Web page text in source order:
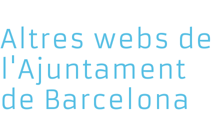
Altres webs de
l'Ajuntament
de Barcelona